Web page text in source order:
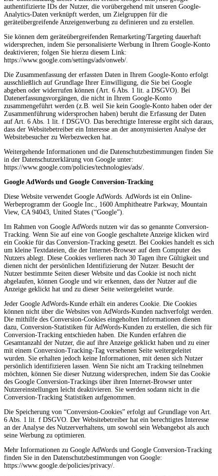
authentifizierte IDs der Nutzer, die vorübergehend mit unseren Google-
Analytics-Daten verknüpft werden, um Zielgruppen für die
geräteübergreifende Anzeigenwerbung zu definieren und zu erstellen.
Sie können dem geräteübergreifenden Remarketing/Targeting dauerhaft
widersprechen, indem Sie personalisierte Werbung in Ihrem Google-Konto
deaktivieren; folgen Sie hierzu diesem Link:
https://www.google.com/settings/ads/onweb/.
Die Zusammenfassung der erfassten Daten in Ihrem Google-Konto erfolgt
ausschließlich auf Grundlage Ihrer Einwilligung, die Sie bei Google
abgeben oder widerrufen können (Art. 6 Abs. 1 lit. a DSGVO). Bei
Datenerfassungsvorgängen, die nicht in Ihrem Google-Konto
zusammengeführt werden (z.B. weil Sie kein Google-Konto haben oder der
Zusammenführung widersprochen haben) beruht die Erfassung der Daten
auf Art. 6 Abs. 1 lit. f DSGVO. Das berechtigte Interesse ergibt sich daraus,
dass der Websitebetreiber ein Interesse an der anonymisierten Analyse der
Websitebesucher zu Werbezwecken hat.
Weitergehende Informationen und die Datenschutzbestimmungen finden Sie
in der Datenschutzerklärung von Google unter:
https://www.google.com/policies/technologies/ads/.
Google AdWords und Google Conversion-Tracking
Diese Website verwendet Google AdWords. AdWords ist ein Online-
Werbeprogramm der Google Inc., 1600 Amphitheatre Parkway, Mountain
View, CA 94043, United States (“Google”).
Im Rahmen von Google AdWords nutzen wir das so genannte Conversion-
Tracking. Wenn Sie auf eine von Google geschaltete Anzeige klicken wird
ein Cookie für das Conversion-Tracking gesetzt. Bei Cookies handelt es sich
um kleine Textdateien, die der Internet-Browser auf dem Computer des
Nutzers ablegt. Diese Cookies verlieren nach 30 Tagen ihre Gültigkeit und
dienen nicht der persönlichen Identifizierung der Nutzer. Besucht der
Nutzer bestimmte Seiten dieser Website und das Cookie ist noch nicht
abgelaufen, können Google und wir erkennen, dass der Nutzer auf die
Anzeige geklickt hat und zu dieser Seite weitergeleitet wurde.
Jeder Google AdWords-Kunde erhält ein anderes Cookie. Die Cookies
können nicht über die Websites von AdWords-Kunden nachverfolgt werden.
Die mithilfe des Conversion-Cookies eingeholten Informationen dienen
dazu, Conversion-Statistiken für AdWords-Kunden zu erstellen, die sich für
Conversion-Tracking entschieden haben. Die Kunden erfahren die
Gesamtanzahl der Nutzer, die auf ihre Anzeige geklickt haben und zu einer
mit einem Conversion-Tracking-Tag versehenen Seite weitergeleitet
wurden. Sie erhalten jedoch keine Informationen, mit denen sich Nutzer
persönlich identifizieren lassen. Wenn Sie nicht am Tracking teilnehmen
möchten, können Sie dieser Nutzung widersprechen, indem Sie das Cookie
des Google Conversion-Trackings über ihren Internet-Browser unter
Nutzereinstellungen leicht deaktivieren. Sie werden sodann nicht in die
Conversion-Tracking Statistiken aufgenommen.
Die Speicherung von “Conversion-Cookies” erfolgt auf Grundlage von Art.
6 Abs. 1 lit. f DSGVO. Der Websitebetreiber hat ein berechtigtes Interesse
an der Analyse des Nutzerverhaltens, um sowohl sein Webangebot als auch
seine Werbung zu optimieren.
Mehr Informationen zu Google AdWords und Google Conversion-Tracking
finden Sie in den Datenschutzbestimmungen von Google:
https://www.google.de/policies/privacy/.